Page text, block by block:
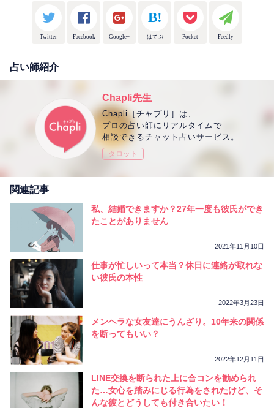
Twitter Facebook Google+ はてぶ Pocket Feedly
占い師紹介
Chapli先生
Chapli［チャプリ］は、
プロの占い師にリアルタイムで
相談できるチャット占いサービス。
タロット
関連記事
私、結婚できますか？27年一度も彼氏ができ
たことがありません
2021年11月10日
仕事が忙しいって本当？休日に連絡が取れな
い彼氏の本性
2022年3月23日
メンヘラな女友達にうんざり。10年来の関係
を断ってもいい？
2022年12月11日
LINE交換を断られた上に合コンを勧められ
た…女心を踏みにじる行為をされたけど、そ
んな彼とどうしても付き合いたい！